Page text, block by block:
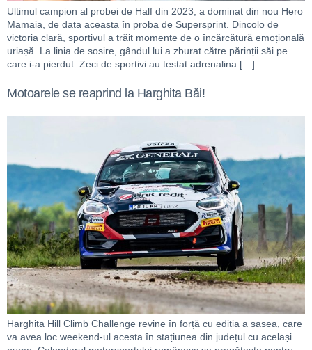
Ultimul campion al probei de Half din 2023, a dominat din nou Hero
Mamaia, de data aceasta în proba de Supersprint. Dincolo de
victoria clară, sportivul a trăit momente de o încărcătură emoțională
uriașă. La linia de sosire, gândul lui a zburat către părinții săi pe
care i-a pierdut. Zeci de sportivi au testat adrenalina […]
Motoarele se reaprind la Harghita Băi!
Harghita Hill Climb Challenge revine în forță cu ediția a șasea, care
va avea loc weekend-ul acesta în stațiunea din județul cu același